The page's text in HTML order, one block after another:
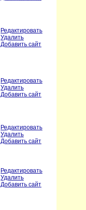
Редактировать
Удалить
Добавить сайт
Редактировать
Удалить
Добавить сайт
Редактировать
Удалить
Добавить сайт
Редактировать
Удалить
Добавить сайт